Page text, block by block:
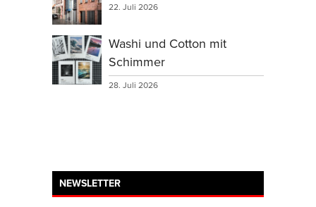
22. Juli 2026
Washi und Cotton mit
Schimmer
28. Juli 2026
NEWSLETTER